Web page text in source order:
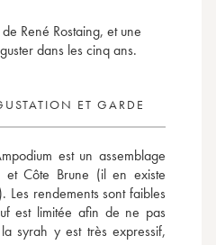
René Rostaing, et une
dans les cinq ans.
ET GARDE
est un assemblage
et Côte Brune (il en existe
Les rendements sont faibles
est limitée afin de ne pas
syrah y est très expressif,